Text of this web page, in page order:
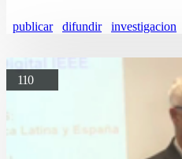
publicar difundir investigacion
110